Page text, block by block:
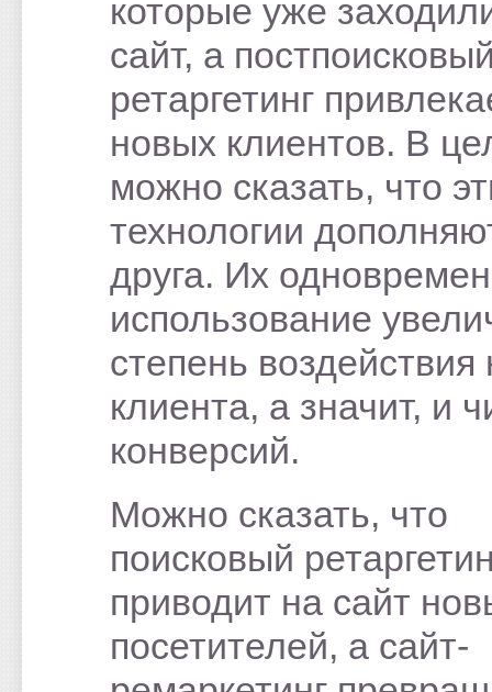
которые уже
сайт, а
ретаргетинг
новых клиентов. В
можно сказать, что
технологии
друга. Их
использование
степень воздействия
клиента, а значит, и
конверсий.
Можно сказать, что
поисковый
приводит на сайт
посетителей, а сайт-